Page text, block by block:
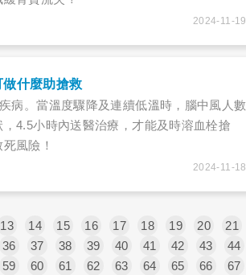
2024-11-19
什麼助搶救
病。當溫度驟降及連續低溫時，腦中風人數
4.5小時內送醫治療，才能及時溶血栓搶
風險！
2024-11-18
13 14 15 16 17 18 19 20 21
36 37 38 39 40 41 42 43 44
59 60 61 62 63 64 65 66 67